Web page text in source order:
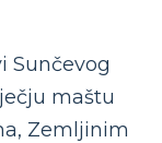
Sunčevog
maštu
Zemljinim